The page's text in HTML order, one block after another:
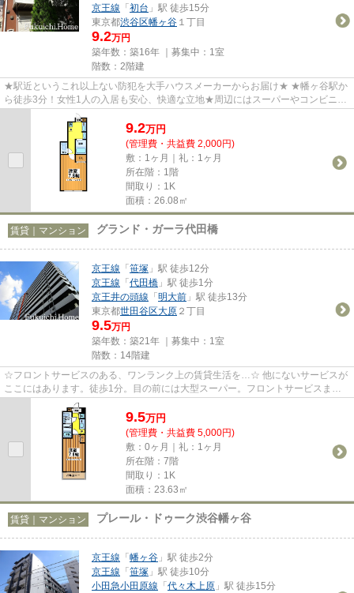
京王線 「初台 」駅 徒歩15分
東京都渋谷区幡ヶ谷 １丁目
9.2万円
築年数：築16年 ｜募集中： 1室
階数：2階建
★駅近というこれ以上ない防犯を大手ハウスメーカーからお届け★ ★幡ヶ谷駅か
ら徒歩3分！女性1人の入居も安心、快適な立地★周辺にはスーパーやコンビニ、
商店街に至るまであらゆる商業施...
9.2万円
(管理費・共益費 2,000円)
敷：1ヶ月｜礼：1ヶ月
所在階：1階
間取り：1K
面積：26.08㎡
賃貸｜マンション グランド・ガーラ代田橋
京王線 「笹塚 」駅 徒歩12分
京王線 「代田橋 」駅 徒歩1分
京王井の頭線 「明大前 」駅 徒歩13分
東京都世田谷区大原 ２丁目
9.5万円
築年数：築21年 ｜募集中： 1室
階数：14階建
☆フロントサービスのある、ワンランク上の賃貸生活を…☆ 他にないサービスが
ここにはあります。徒歩1分。目の前には大型スーパー。フロントサービスまで
受けれる贅沢ぶり。室内はエント...
9.5万円
(管理費・共益費 5,000円)
敷：0ヶ月｜礼：1ヶ月
所在階：7階
間取り：1K
面積：23.63㎡
賃貸｜マンション プレール・ドゥーク渋谷幡ヶ谷
京王線 「幡ヶ谷 」駅 徒歩2分
京王線 「笹塚 」駅 徒歩10分
小田急小田原線 「代々木上原 」駅 徒歩15分